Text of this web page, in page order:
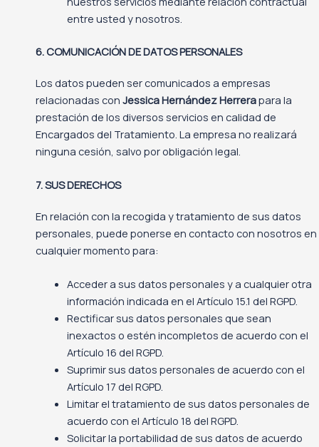
entre usted y nosotros.
6. COMUNICACIÓN DE DATOS PERSONALES
Los datos pueden ser comunicados a empresas
relacionadas con Jessica Hernández Herrerapara la
prestación de los diversos servicios en calidad de
Encargados del Tratamiento. La empresa no realizará
ninguna cesión, salvo por obligación legal.
7. SUS DERECHOS
En relación con la recogida y tratamiento de sus datos
personales, puede ponerse en contacto con nosotros en
cualquier momento para:
Acceder a sus datos personales y a cualquier otra
información indicada en el Artículo 15.1 del RGPD.
Rectificar sus datos personales que sean
inexactos o estén incompletos de acuerdo con el
Artículo 16 del RGPD.
Suprimir sus datos personales de acuerdo con el
Artículo 17 del RGPD.
Limitar el tratamiento de sus datos personales de
acuerdo con el Artículo 18 del RGPD.
Solicitar la portabilidad de sus datos de acuerdo